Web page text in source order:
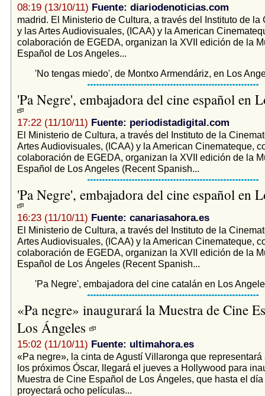
08:19 (13/10/11) Fuente: diariodenoticias.com
madrid. El Ministerio de Cultura, a través del Instituto de la
y las Artes Audiovisuales, (ICAA) y la American
colaboración de EGEDA, organizan la XVII edición de la
Español de Los Angeles...
'No tengas miedo', de Montxo Armendáriz, en Los
'Pa Negre', embajadora del cine español en
17:22 (11/10/11) Fuente: periodistadigital.com
El Ministerio de Cultura, a través del Instituto de la
Artes Audiovisuales, (ICAA) y la American Cinemateque,
colaboración de EGEDA, organizan la XVII edición de la
Español de Los Angeles (Recent Spanish...
'Pa Negre', embajadora del cine español en
16:23 (11/10/11) Fuente: canariasahora.es
El Ministerio de Cultura, a través del Instituto de la
Artes Audiovisuales, (ICAA) y la American Cinemateque,
colaboración de EGEDA, organizan la XVII edición de la
Español de Los Ángeles (Recent Spanish...
'Pa Negre', embajadora del cine catalán en Los
«Pa negre» inaugurará la Muestra de Cine
Los Ángeles
15:02 (11/10/11) Fuente: ultimahora.es
«Pa negre», la cinta de Agustí Villaronga que representará
los próximos Óscar, llegará el jueves a Hollywood para
Muestra de Cine Español de Los Ángeles, que hasta el
proyectará ocho películas...